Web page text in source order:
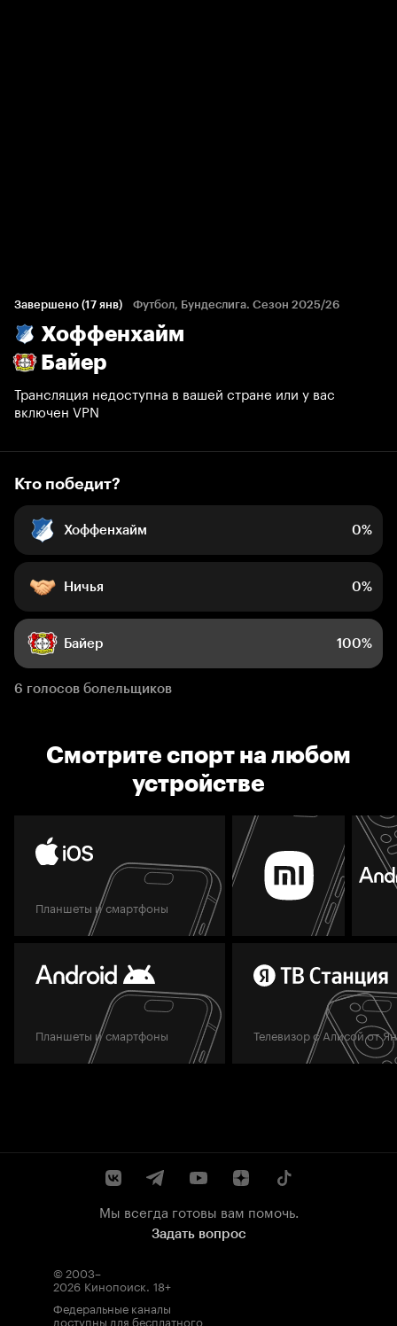
Завершено (17 янв) Футбол, Бундеслига. Сезон 2025/26
Хоффенхайм
Байер
Трансляция недоступна в вашей стране или у вас
включен VPN
0%
Кто победит?
Хоффенхайм 0%
Ничья 0%
Байер 100%
6 голосов болельщиков
Смотрите спорт на любом
устройстве
Планшеты и смартфоны
Планшеты и смартфоны Телевизор с Алисой от
Мы всегда готовы вам помочь.
Задать вопрос
© 2003–
2026 Кинопоиск 18+
Федеральные каналы
доступны для бесплатного